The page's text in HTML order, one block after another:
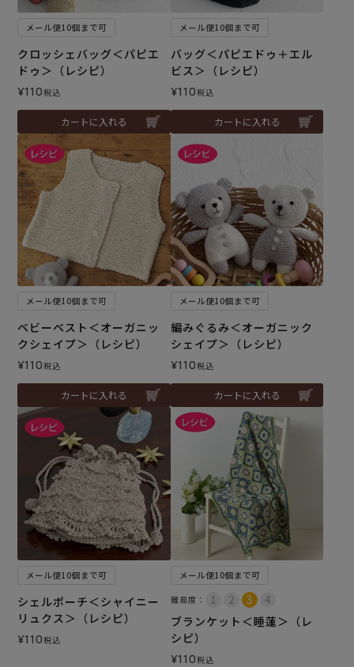
メール便10個まで可
クロッシェバッグ＜パピエ
ドゥ＞（レシピ）
¥110税込
カートに入れる
メール便10個まで可
バッグ＜パピエドゥ＋エル
ビス＞（レシピ）
¥110税込
カートに入れる
メール便10個まで可
ベビーベスト＜オーガニッ
クシェイプ＞（レシピ）
¥110税込
カートに入れる
メール便10個まで可
編みぐるみ＜オーガニック
シェイプ＞（レシピ）
¥110税込
カートに入れる
メール便10個まで可
シェルポーチ＜シャイニー
リュクス＞（レシピ）
¥110税込
メール便10個まで可
難易度：
ブランケット＜睡蓮＞（レ
シピ）
¥110税込